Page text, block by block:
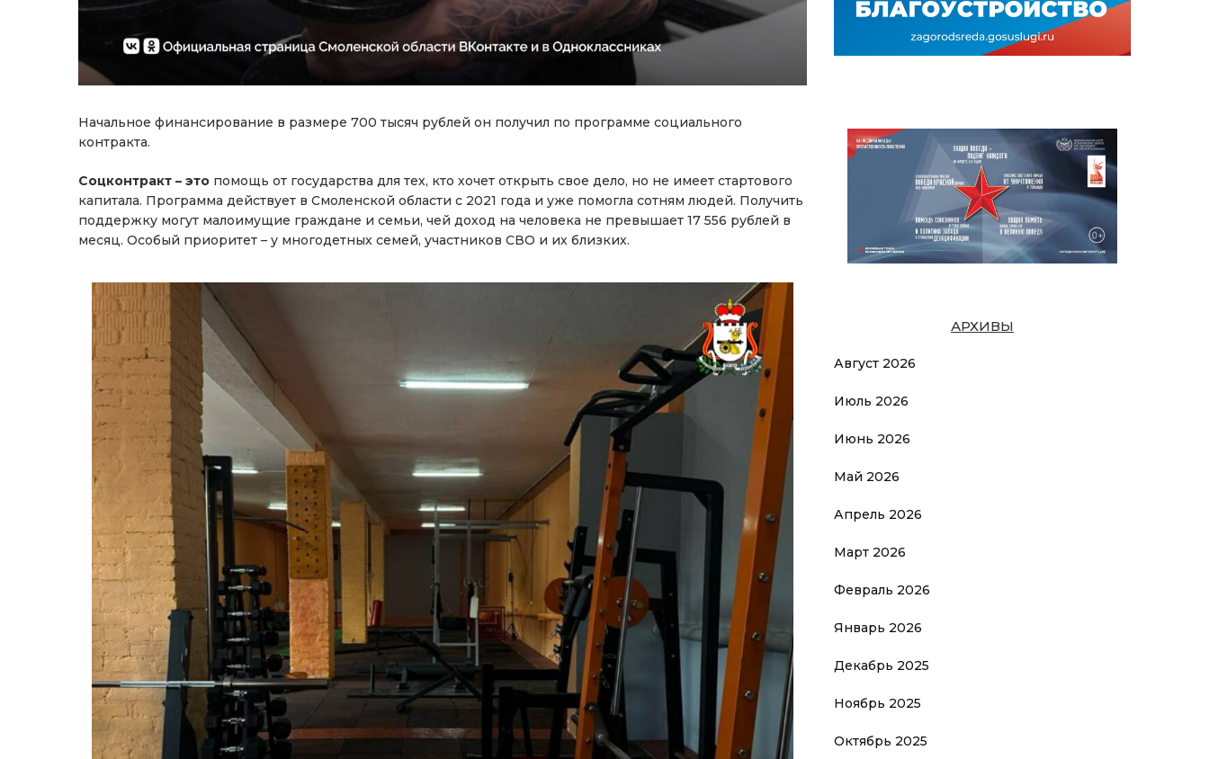
Начальное финансирование в размере 700 тысяч рублей он получил по программе социального
контракта.
Соцконтракт – это помощь от государства для тех, кто хочет открыть свое дело, но не имеет стартового
капитала. Программа действует в Смоленской области с 2021 года и уже помогла сотням людей. Получить
поддержку могут малоимущие граждане и семьи, чей доход на человека не превышает 17 556 рублей в
месяц. Особый приоритет – у многодетных семей, участников СВО и их близких.
АРХИВЫ
Август 2026
Июль 2026
Июнь 2026
Май 2026
Апрель 2026
Март 2026
Февраль 2026
Январь 2026
Декабрь 2025
Ноябрь 2025
Октябрь 2025